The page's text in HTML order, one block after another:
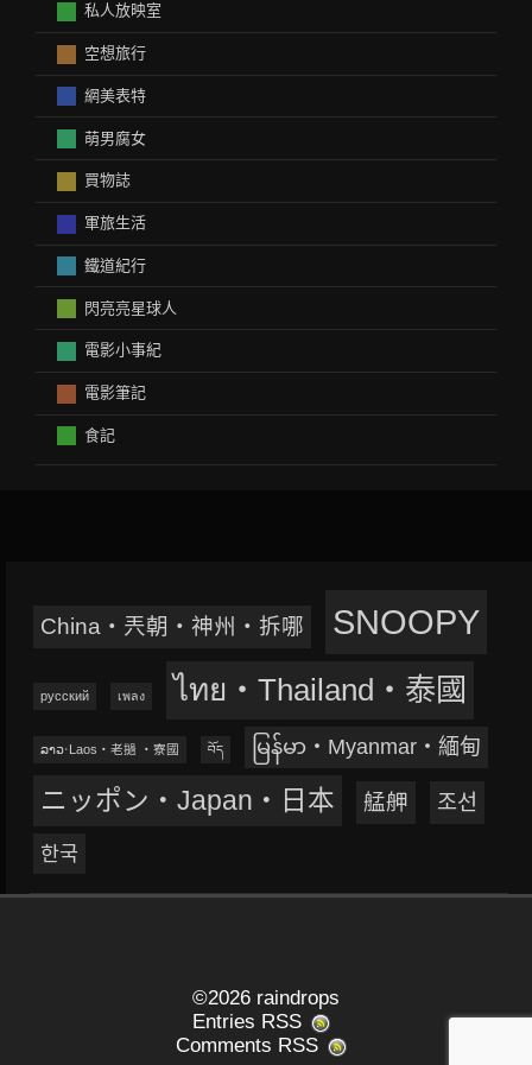
私人放映室
空想旅行
網美表特
萌男腐女
買物誌
軍旅生活
鐵道紀行
閃亮亮星球人
電影小事紀
電影筆記
食記
China‧兲朝‧神州‧拆哪 SNOOPY
русский เพลง ไทย‧Thailand‧泰國
ລາວ‧Laos‧老撾 ‧寮國 བོད မြန်မာ‧Myanmar‧緬甸
ニッポン‧Japan‧日本 艋舺 조선
한국
©2026 raindrops
Entries RSS
Comments RSS